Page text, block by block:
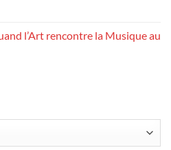
l’Art rencontre la Musique au